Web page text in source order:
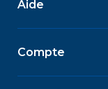
Aide
Compte